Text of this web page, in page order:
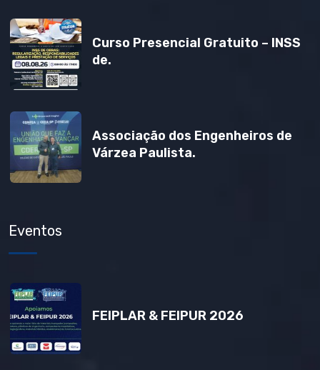
Curso Presencial Gratuito – INSS
de.
Associação dos Engenheiros de
Várzea Paulista.
Eventos
FEIPLAR & FEIPUR 2026